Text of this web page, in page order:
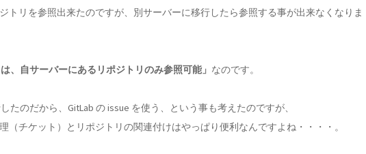
トリを参照出来たのですが、別サーバーに移行したら参照する事が出来なくなりま
は、自サーバーにあるリポジトリのみ参照可能」 なのです。
たのだから、GitLab の issue を使う、という事も考えたのですが、
（チケット）とリポジトリの関連付けはやっぱり便利なんですよね・・・・。